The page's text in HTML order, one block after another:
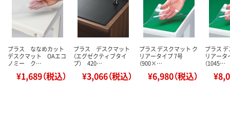
プラス ななめカット
デスクマット OAエコ
ノミー ク…
¥1,689（税込）
プラス デスクマット
（エグゼクティブタイ
プ） 420…
¥3,066（税込）
プラス デスクマット ク
リアータイプ 7号
（900×…
¥6,980（税込）
プラス
リアータ
（1045…